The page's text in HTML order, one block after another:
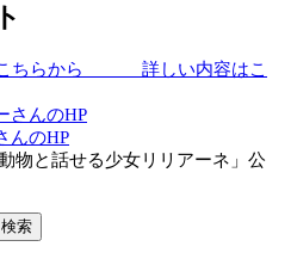
詳しい内容はこ
さんのHP
んのHP
物と話せる少女リリアーネ」公